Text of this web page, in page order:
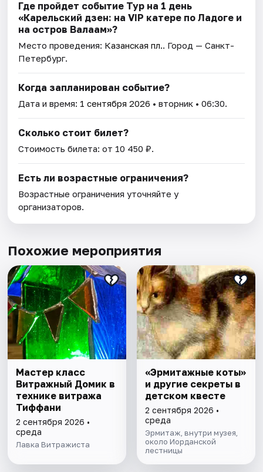
Где пройдет событие Тур на 1 день
«Карельский дзен: на VIP катере по Ладоге и
на остров Валаам»?
Место проведения: Казанская пл.. Город — Санкт-
Петербург.
Когда запланирован событие?
Дата и время: 1 сентября 2026 • вторник • 06:30.
Сколько стоит билет?
Стоимость билета: от 10 450 ₽.
Есть ли возрастные ограничения?
Возрастные ограничения уточняйте у
организаторов.
Похожие мероприятия
Мастер класс
Витражный Домик в
технике витража
Тиффани
2 сентября 2026 •
среда
Лавка Витражиста
«Эрмитажные коты»
и другие секреты в
детском квесте
2 сентября 2026 •
среда
Эрмитаж, внутри музея,
около Иорданской
лестницы